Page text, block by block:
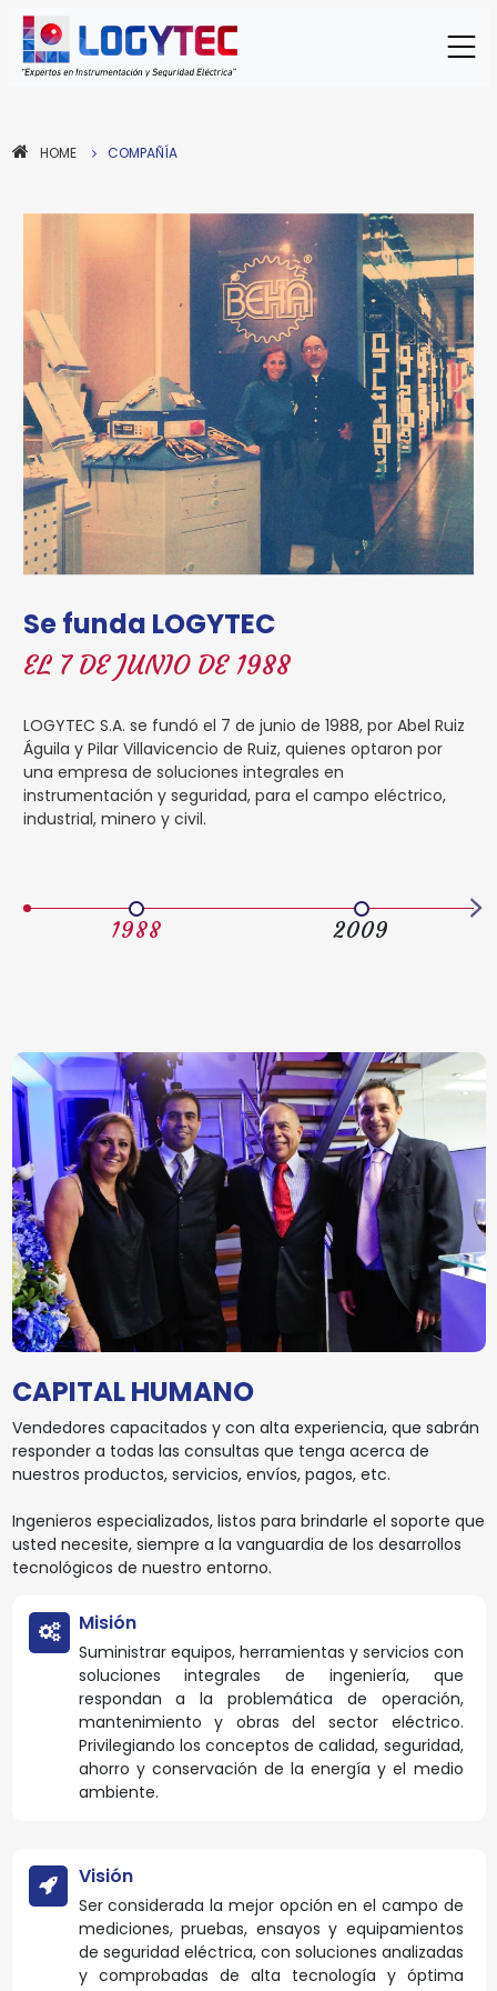
HOME COMPAÑÍA
Se funda LOGYTEC
EL 7 DE JUNIO DE 1988
LOGYTEC S.A. se fundó el 7 de junio de 1988, por Abel Ruiz
Águila y Pilar Villavicencio de Ruiz, quienes optaron por
una empresa de soluciones integrales en
instrumentación y seguridad, para el campo eléctrico,
industrial, minero y civil.
1988 2009
CAPITAL HUMANO
Vendedores capacitados y con alta experiencia, que sabrán
responder a todas las consultas que tenga acerca de
nuestros productos, servicios, envíos, pagos, etc.
Ingenieros especializados, listos para brindarle el soporte que
usted necesite, siempre a la vanguardia de los desarrollos
tecnológicos de nuestro entorno.
Misión
Suministrar equipos, herramientas y servicios con
soluciones integrales de ingeniería, que
respondan a la problemática de operación,
mantenimiento y obras del sector eléctrico.
Privilegiando los conceptos de calidad, seguridad,
ahorro y conservación de la energía y el medio
ambiente.
Visión
Ser considerada la mejor opción en el campo de
mediciones, pruebas, ensayos y equipamientos
de seguridad eléctrica, con soluciones analizadas
y comprobadas de alta tecnología y óptima